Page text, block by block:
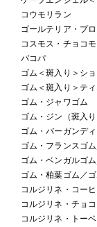
コウモリラン
ゴールテリア・プ
コスモス・チョコ
バコパ
ゴム＜斑入り＞シ
ゴム＜斑入り＞テ
ゴム・ジャワゴム
ゴム・ジン（斑入
ゴム・バーガンデ
ゴム・フランスゴ
ゴム・ベンガルゴ
ゴム・柏葉ゴム／
コルジリネ・コー
コルジリネ・チョ
コルジリネ・トー